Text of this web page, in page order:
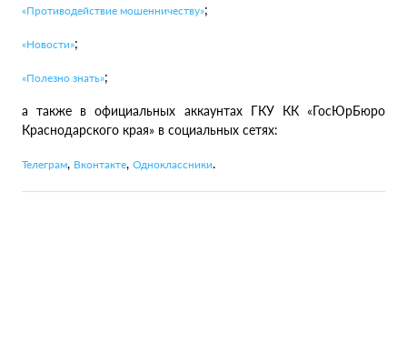
«Противодействие мошенничеству»;
«Новости»;
«Полезно знать»;
а также в официальных аккаунтах ГКУ КК «ГосЮрБюро
Краснодарского края» в социальных сетях:
Телеграм, Вконтакте, Одноклассники.